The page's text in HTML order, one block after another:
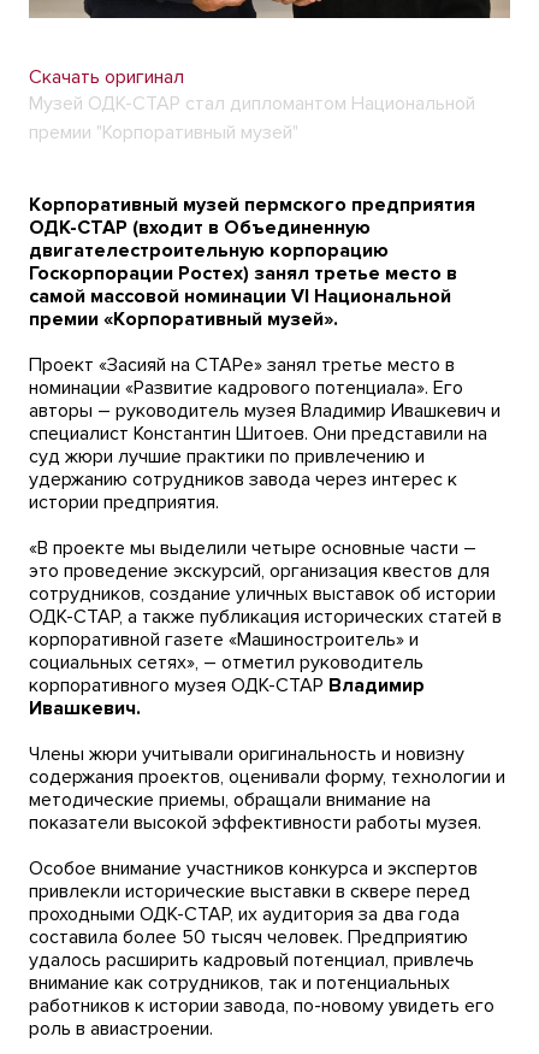
Скачать оригинал
Музей ОДК-СТАР стал дипломантом Национальной
премии "Корпоративный музей"
Корпоративный музей пермского предприятия
ОДК-СТАР (входит в Объединенную
двигателестроительную корпорацию
Госкорпорации Ростех) занял третье место в
самой массовой номинации VI Национальной
премии «Корпоративный музей».
Проект «Засияй на СТАРе» занял третье место в
номинации «Развитие кадрового потенциала». Его
авторы – руководитель музея Владимир Ивашкевич и
специалист Константин Шитоев. Они представили на
суд жюри лучшие практики по привлечению и
удержанию сотрудников завода через интерес к
истории предприятия.
«В проекте мы выделили четыре основные части –
это проведение экскурсий, организация квестов для
сотрудников, создание уличных выставок об истории
ОДК-СТАР, а также публикация исторических статей в
корпоративной газете «Машиностроитель» и
социальных сетях», – отметил руководитель
корпоративного музея ОДК-СТАР Владимир
Ивашкевич.
Члены жюри учитывали оригинальность и новизну
содержания проектов, оценивали форму, технологии и
методические приемы, обращали внимание на
показатели высокой эффективности работы музея.
Особое внимание участников конкурса и экспертов
привлекли исторические выставки в сквере перед
проходными ОДК-СТАР, их аудитория за два года
составила более 50 тысяч человек. Предприятию
удалось расширить кадровый потенциал, привлечь
внимание как сотрудников, так и потенциальных
работников к истории завода, по-новому увидеть его
роль в авиастроении.